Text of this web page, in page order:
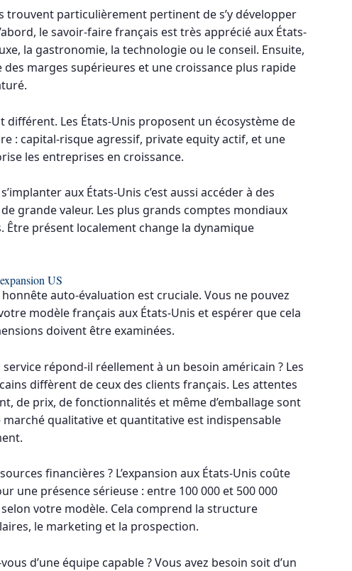
trouvent particulièrement pertinent de s’y développer
le savoir-faire français est très apprécié aux États-
la gastronomie, la technologie ou le conseil. Ensuite,
marges supérieures et une croissance plus rapide
différent. Les États-Unis proposent un écosystème de
: capital-risque agressif, private equity actif, et une
les entreprises en croissance.
aux États-Unis c’est aussi accéder à des
grande valeur. Les plus grands comptes mondiaux
Être présent localement change la dynamique
US
auto-évaluation est cruciale. Vous ne pouvez
modèle français aux États-Unis et espérer que cela
doivent être examinées.
répond-il réellement à un besoin américain ? Les
diffèrent de ceux des clients français. Les attentes
de prix, de fonctionnalités et même d’emballage sont
qualitative et quantitative est indispensable
financières ? L’expansion aux États-Unis coûte
une présence sérieuse : entre 100 000 et 500 000
votre modèle. Cela comprend la structure
le marketing et la prospection.
d’une équipe capable ? Vous avez besoin soit d’un